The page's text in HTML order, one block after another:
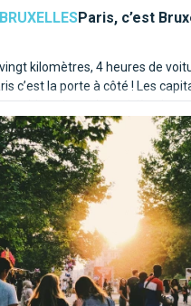
Paris, c’est
kilomètres, 4 heures de
c’est la porte à côté ! Les
bien plus qu’une rivière
sur les traces de la Senne...
façons de faire des